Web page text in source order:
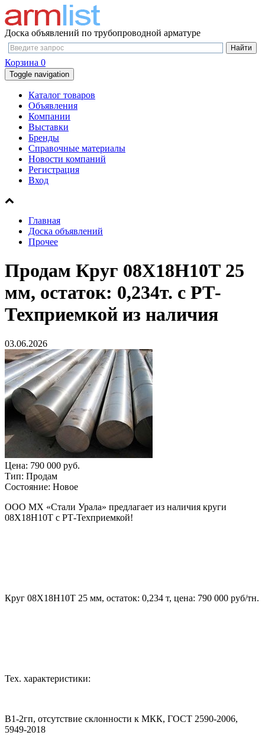
Доска объявлений по трубопроводной арматуре
Корзина 0
Toggle navigation
Каталог товаров
Объявления
Компании
Выставки
Бренды
Справочные материалы
Новости компаний
Регистрация
Вход
Главная
Доска объявлений
Прочее
Продам Круг 08Х18Н10Т 25
мм, остаток: 0,234т. с РТ-
Техприемкой из наличия
03.06.2026
Цена: 790 000 руб.
Тип: Продам
Состояние: Новое
ООО МХ «Стали Урала» предлагает из наличия круги
08Х18Н10Т с РТ-Техприемкой!
Круг 08Х18Н10Т 25 мм, остаток: 0,234 т, цена: 790 000 руб/тн.
Тех. характеристики:
В1-2гп, отсутствие склонности к МКК, ГОСТ 2590-2006,
5949-2018